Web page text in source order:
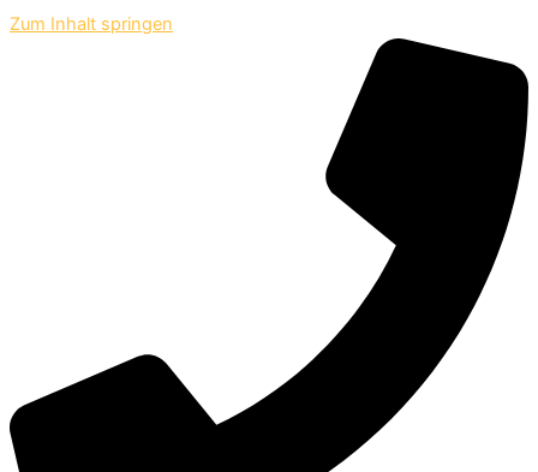
Zum Inhalt springen